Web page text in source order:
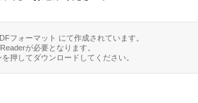
フォーマット にて作成されています。
が必要となります。
押してダウンロードしてください。